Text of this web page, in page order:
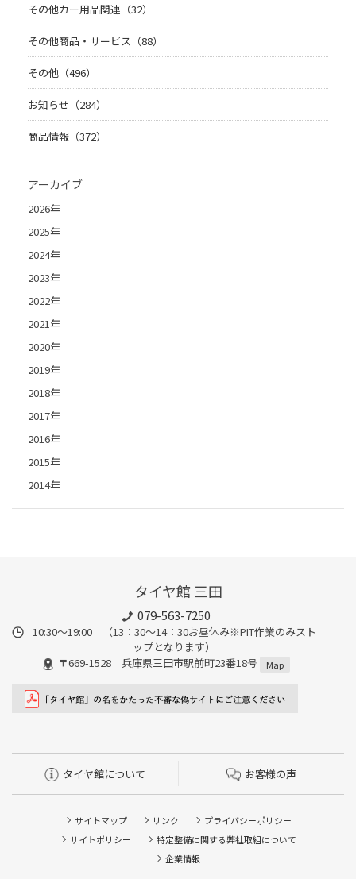
その他カー用品関連（32）
その他商品・サービス（88）
その他（496）
お知らせ（284）
商品情報（372）
アーカイブ
2026年
2025年
2024年
2023年
2022年
2021年
2020年
2019年
2018年
2017年
2016年
2015年
2014年
タイヤ館 三田
079-563-7250
10:30～19:00 （13：30～14：30お昼休み※PIT作業のみスト
ップとなります）
〒669-1528 兵庫県三田市駅前町23番18号
Map
タイヤ館について お客様の声
サイトマップ リンク
プライバシーポリシー
サイトポリシー
特定整備に関する弊社取組について
企業情報